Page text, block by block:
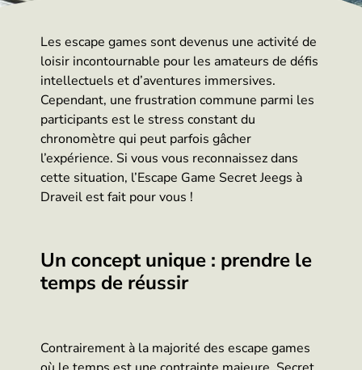
Les escape games sont devenus une activité de
loisir incontournable pour les amateurs de défis
intellectuels et d’aventures immersives.
Cependant, une frustration commune parmi les
participants est le stress constant du
chronomètre qui peut parfois gâcher
l’expérience. Si vous vous reconnaissez dans
cette situation, l’Escape Game Secret Jeegs à
Draveil est fait pour vous !
Un concept unique : prendre le
temps de réussir
Contrairement à la majorité des escape games